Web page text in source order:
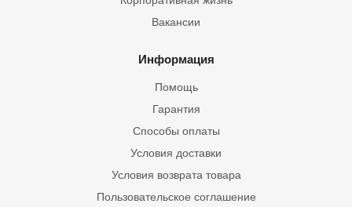
Вакансии
Информация
Помощь
Гарантия
Способы оплаты
Условия доставки
Условия возврата товара
Пользовательское соглашение